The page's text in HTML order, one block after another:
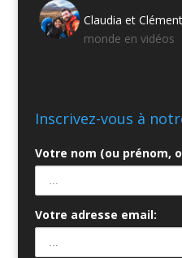
Claudia et
monde en vidéos
Inscrivez-vous à
Votre nom (ou prénom,
Votre adresse email: